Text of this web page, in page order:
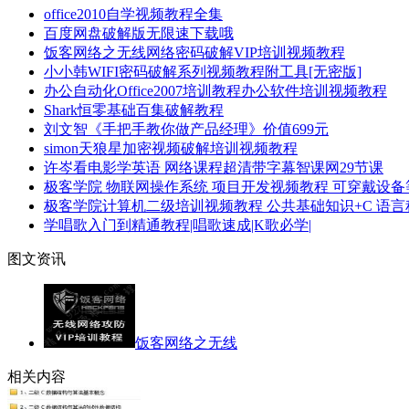
office2010自学视频教程全集
百度网盘破解版无限速下载哦
饭客网络之无线网络密码破解VIP培训视频教程
小小韩WIFI密码破解系列视频教程附工具[无密版]
办公自动化Office2007培训教程办公软件培训视频教程
Shark恒零基础百集破解教程
刘文智《手把手教你做产品经理》价值699元
simon天狼星加密视频破解培训视频教程
许岑看电影学英语 网络课程超清带字幕智课网29节课
极客学院 物联网操作系统 项目开发视频教程 可穿戴设
极客学院计算机二级培训视频教程 公共基础知识+C 语
学唱歌入门到精通教程|唱歌速成|K歌必学|
图文资讯
饭客网络之无线
相关内容